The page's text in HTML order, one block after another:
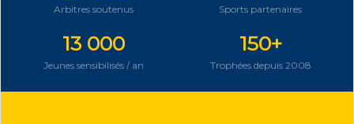
Arbitres soutenus Sports partenaires
13 000
Jeunes sensibilisés / an
150+
Trophées depuis 2008